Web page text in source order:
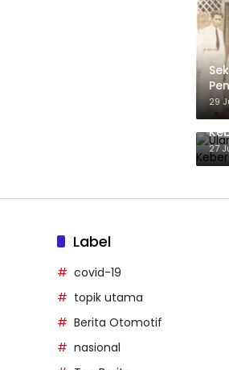
29
27
Label
covid-19
topik utama
Berita Otomotif
nasional